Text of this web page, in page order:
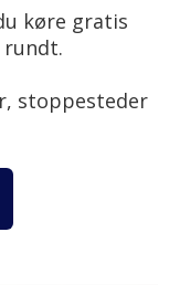
køre gratis
rundt.
stoppesteder